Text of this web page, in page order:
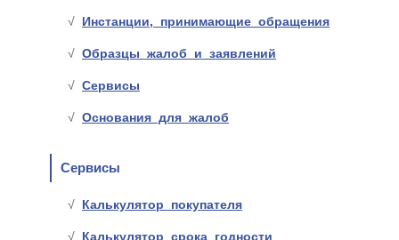
Инстанции, принимающие обращения
Образцы жалоб и заявлений
Сервисы
Основания для жалоб
Сервисы
Калькулятор покупателя
Калькулятор срока годности